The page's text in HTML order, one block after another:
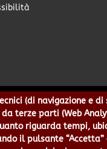
di Genova
010 54991 Fax 010
Privacy|
(di navigazione e
terze parti (Web
riguarda tempi,
il pulsante